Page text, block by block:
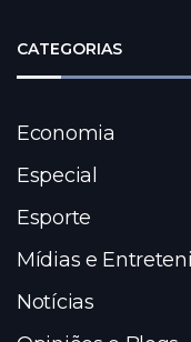
CATEGORIAS
Economia
Especial
Esporte
Mídias e
Notícias